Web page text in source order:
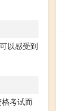
以感受到
考试而